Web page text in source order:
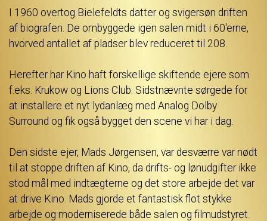
I 1960 overtog Bielefeldts datter og svigersøn driften
af biografen. De ombyggede igen salen midt i 60'erne,
hvorved antallet af pladser blev reduceret til 208.
Herefter har Kino haft forskellige skiftende ejere som
f.eks. Krukow og Lions Club. Sidstnævnte sørgede for
at installere et nyt lydanlæg med Analog Dolby
Surround og fik også bygget den scene vi har i dag.
Den sidste ejer, Mads Jørgensen, var desværre var nødt
til at stoppe driften af Kino, da drifts- og lønudgifter ikke
stod mål med indtægterne og det store arbejde det var
at drive Kino. Mads gjorde et fantastisk flot stykke
arbejde og moderniserede både salen og filmudstyret.